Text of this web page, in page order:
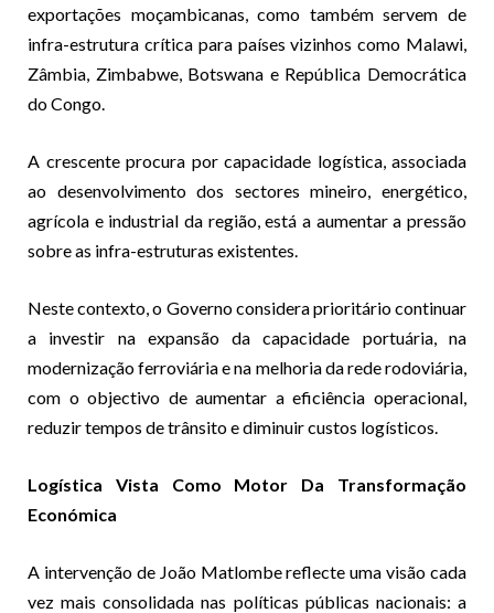
exportações moçambicanas, como também servem de
infra-estrutura crítica para países vizinhos como Malawi,
Zâmbia, Zimbabwe, Botswana e República Democrática
do Congo.
A crescente procura por capacidade logística, associada
ao desenvolvimento dos sectores mineiro, energético,
agrícola e industrial da região, está a aumentar a pressão
sobre as infra-estruturas existentes.
Neste contexto, o Governo considera prioritário continuar
a investir na expansão da capacidade portuária, na
modernização ferroviária e na melhoria da rede rodoviária,
com o objectivo de aumentar a eficiência operacional,
reduzir tempos de trânsito e diminuir custos logísticos.
Logística Vista Como Motor Da Transformação
Económica
A intervenção de João Matlombe reflecte uma visão cada
vez mais consolidada nas políticas públicas nacionais: a